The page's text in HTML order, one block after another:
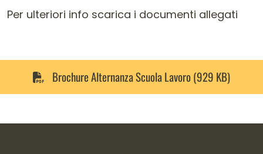
Per ulteriori info scarica i documenti allegati
Brochure Alternanza Scuola Lavoro (929 KB)